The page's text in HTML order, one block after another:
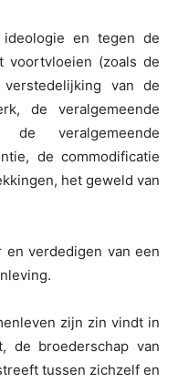
en tegen de
voortvloeien (zoals de
van de
de veralgemeende
de veralgemeende
de commodificatie
het geweld van
verdedigen van een
zijn zin vindt in
de broederschap van
tussen zichzelf en